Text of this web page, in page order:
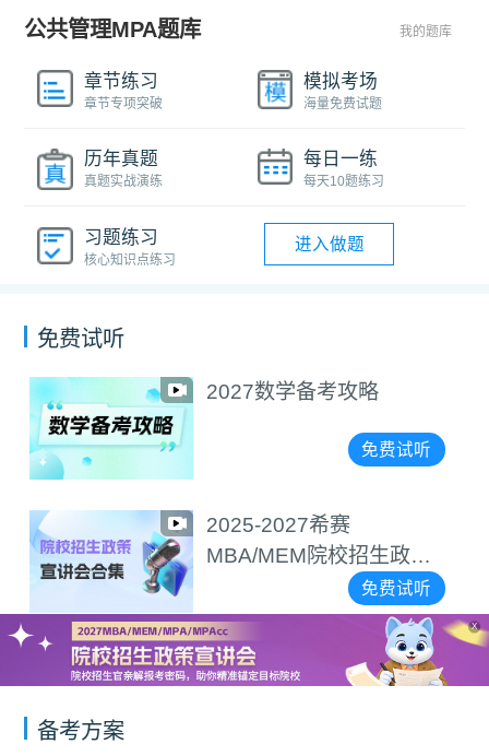
公共管理MPA题库 我的题库
章节练习
章节专项突破
模拟考场
海量免费试题
历年真题
真题实战演练
每日一练
每天10题练习
习题练习
核心知识点练习
进入做题
免费试听
2027数学备考攻略
免费试听
2025-2027希赛
MBA/MEM院校招生政策
免费试听
X
备考方案